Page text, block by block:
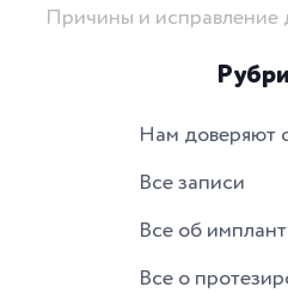
Причины и исправление
Нам доверяют
Все записи
Все об
Все о